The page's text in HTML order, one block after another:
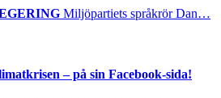
Miljöpartiets språkrör Dan…
– på sin Facebook-sida!